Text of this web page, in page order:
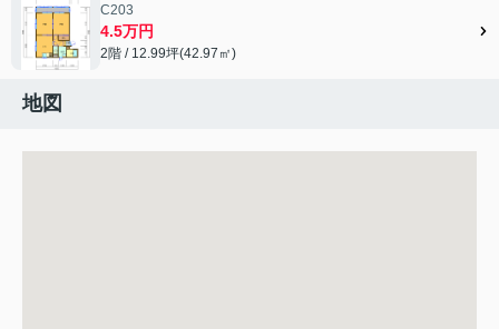
C203
4.5万円
2階 / 12.99坪(42.97㎡)
地図